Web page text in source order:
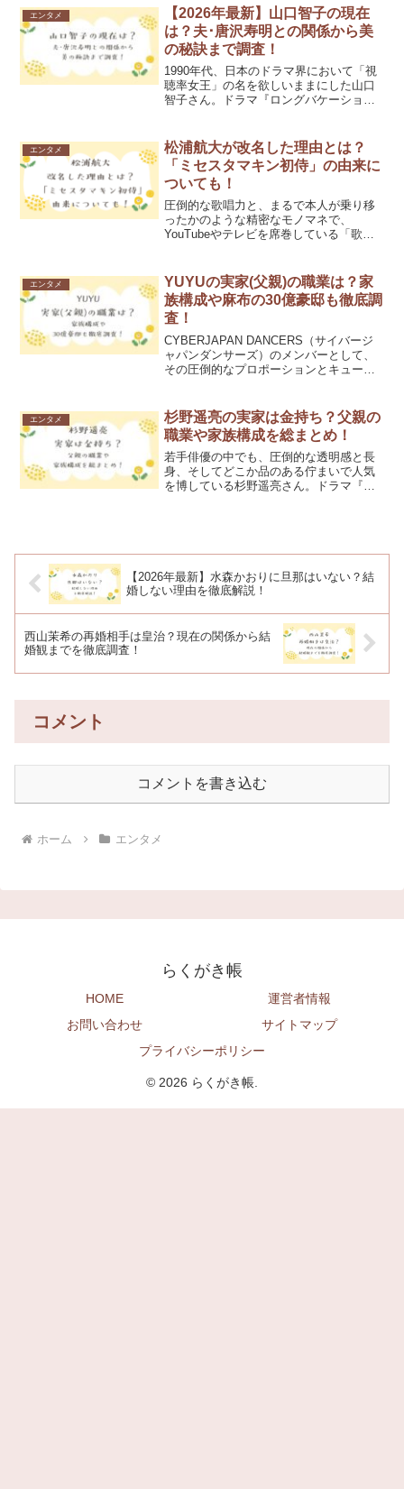
添った温かい言葉で伝える安定感です。
その端々に漂う「気品」...
エンタメ
【2026年最新】山口智子の現在
は？夫･唐沢寿明との関係から美
の秘訣まで調査！
1990年代、日本のドラマ界において「視
聴率女王」の名を欲しいままにした山口
智子さん。ドラマ『ロングバケーショ
は、当時の女性たちのバイブルとなりま
した。あれから数十年...
エンタメ
松浦航大が改名した理由とは？
「ミセスタマキン初侍」の由来に
ついても！
圧倒的な歌唱力と、まるで本人が乗り移
ったかのような精密なモノマネで、
YouTubeやテレビを席巻している「歌マ
ネット上で、ある「衝撃的な名前」が物
議を醸しています。その...
エンタメ
YUYUの実家(父親)の職業は？家
族構成や麻布の30億豪邸も徹底調
査！
CYBERJAPAN DANCERS（サイバージ
ャパンダンサーズ）のメンバーとして、
その圧倒的なプロポーションとキュート
で躍動する彼女ですが、近年バラエティ
番組などで明か...
エンタメ
杉野遥亮の実家は金持ち？父親の
職業や家族構成を総まとめ！
若手俳優の中でも、圧倒的な透明感と長
身、そしてどこか品のある佇まいで人気
を博している杉野遥亮さん。ドラマ『ば
【2026年最新】水森かおりに旦那はいない？結
婚しない理由を徹底解説！
西山茉希の再婚相手は皇治？現在の関係から結
婚観までを徹底調査！
コメント
コメントを書き込む
ホーム エンタメ
らくがき帳
HOME
運営者情報
お問い合わせ
サイトマップ
プライバシーポリシー
© 2026 らくがき帳.